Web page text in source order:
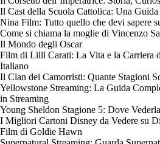
Il Cast della Scuola Cattolica: Una Guida
Nina Film: Tutto quello che devi sapere
Come si chiama la moglie di Vincenzo
Il Mondo degli Oscar
Film di Lilli Carati: La Vita e la Carriera
Italiano
Il Clan dei Camorristi: Quante Stagioni
Yellowstone Streaming: La Guida
in Streaming
Young Sheldon Stagione 5: Dove
I Migliori Cartoni Disney da Vedere su
Film di Goldie Hawn